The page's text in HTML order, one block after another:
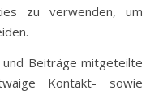
zu verwenden, um
Beiträge mitgeteilte
Kontakt- sowie